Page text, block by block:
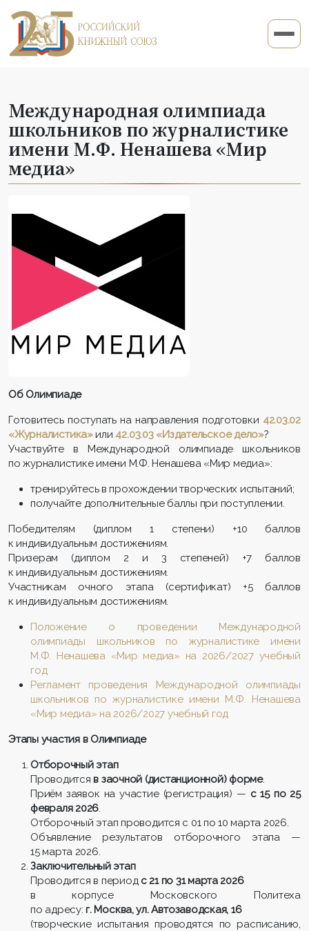
Международная олимпиада
школьников по журналистике
имени М.Ф. Ненашева «Мир
медиа»
Об Олимпиаде
Готовитесь поступать на направления подготовки 42.03.02
«Журналистика»или 42.03.03 «Издательское дело»?
Участвуйте в Международной олимпиаде школьников
по журналистике имени М.Ф. Ненашева «Мир медиа»:
тренируйтесь в прохождении творческих испытаний;
получайте дополнительные баллы при поступлении.
Победителям (диплом 1 степени) +10 баллов
к индивидуальным достижениям.
Призерам (диплом 2 и 3 степеней) +7 баллов
к индивидуальным достижениям.
Участникам очного этапа (сертификат) +5 баллов
к индивидуальным достижениям.
Положение о проведении Международной
олимпиады школьников по журналистике имени
М.Ф. Ненашева «Мир медиа» на 2026/2027 учебный
год
Регламент проведения Международной олимпиады
школьников по журналистике имени М.Ф. Ненашева
«Мир медиа» на 2026/2027 учебный год
Этапы участия в Олимпиаде
Отборочный этап
Проводитсяв заочной (дистанционной) форме.
Приём заявок на участие (регистрация) — с 15 по 25
февраля 2026.
Отборочный этап проводится с 01 по 10 марта 2026.
Объявление результатов отборочного этапа —
15 марта 2026.
Заключительный этап
Проводится в период с 21 по 31 марта 2026
в корпусе Московского Политеха
по адресу:г. Москва, ул. Автозаводская, 16
(творческие испытания проводятся по расписанию,